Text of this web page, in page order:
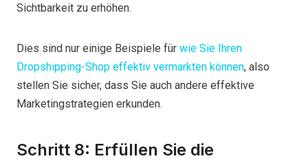
Sichtbarkeit zu erhöhen.
Dies sind nur einige Beispiele für wie Sie Ihren
Dropshipping-Shop effektiv vermarkten können, also
stellen Sie sicher, dass Sie auch andere effektive
Marketingstrategien erkunden.
Schritt 8: Erfüllen Sie die